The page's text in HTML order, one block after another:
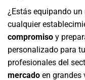
¿Estás equipando
cualquier
compromiso y
personalizado para
profesionales del
mercado en grandes